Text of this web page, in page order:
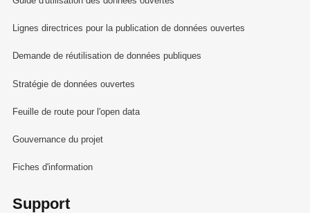
Lignes directrices pour la publication de données ouvertes
Demande de réutilisation de données publiques
Stratégie de données ouvertes
Feuille de route pour l'open data
Gouvernance du projet
Fiches d'information
Support